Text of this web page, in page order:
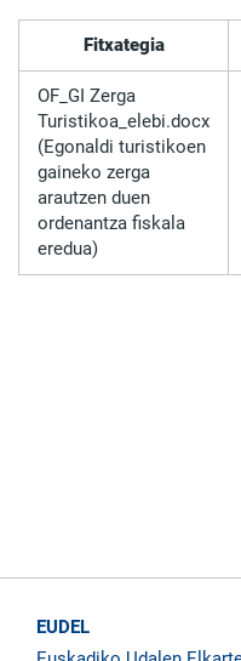
Fitxategia
OF_GI Zerga
Turistikoa_elebi.docx
(Egonaldi turistikoen
gaineko zerga
arautzen duen
ordenantza fiskala
eredua)
EUDEL